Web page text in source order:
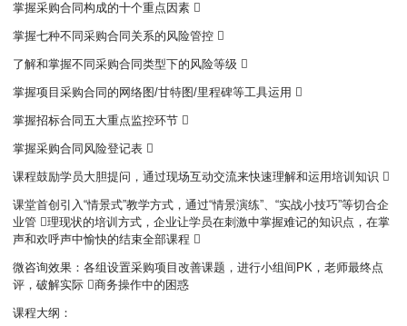
掌握采购合同构成的十个重点因素 
掌握七种不同采购合同关系的风险管控 
了解和掌握不同采购合同类型下的风险等级 
掌握项目采购合同的网络图/甘特图/里程碑等工具运用 
掌握招标合同五大重点监控环节 
掌握采购合同风险登记表 
课程鼓励学员大胆提问，通过现场互动交流来快速理解和运用培训知识 
课堂首创引入“情景式”教学方式，通过“情景演练”、“实战小技巧”等切合企
业管 理现状的培训方式，企业让学员在刺激中掌握难记的知识点，在掌
声和欢呼声中愉快的结束全部课程 
微咨询效果：各组设置采购项目改善课题，进行小组间PK，老师最终点
评，破解实际 商务操作中的困惑
课程大纲：